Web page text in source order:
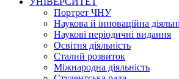
Портрет ЧНУ
Наукова й інноваційна
Наукові періодичні видання
Освітня діяльність
Сталий розвиток
Міжнародна діяльність